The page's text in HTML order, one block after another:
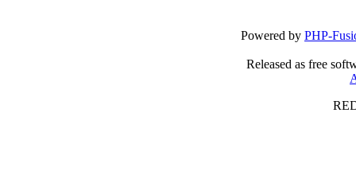
Powered by PHP-
Released as free